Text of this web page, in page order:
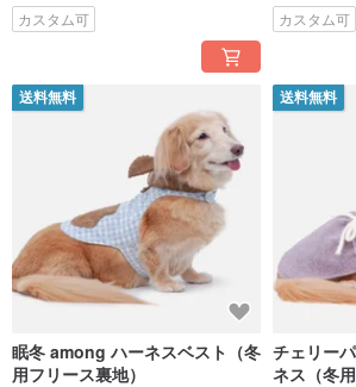
カスタム可 カスタム可
送料無料
眠冬 among ハーネスベスト（冬
用フリース裏地）
送料無料
チェリー
ネス（冬